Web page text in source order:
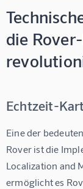
die
Echtzeit-
Eine der
Rover ist die
Localization and
ermöglicht es